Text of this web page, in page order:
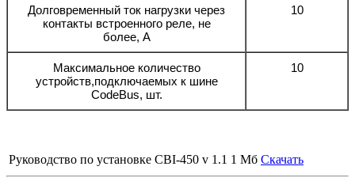
Долговременный ток нагрузки через
контакты встроенного реле, не
более, А
10
Максимальное количество
устройств,подключаемых к шине
CodeBus, шт.
10
Руководство по установке CBI-450 v 1.1 1 Мб Скачать